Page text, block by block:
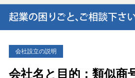
会社設立の説明
会社名と目的：類似商